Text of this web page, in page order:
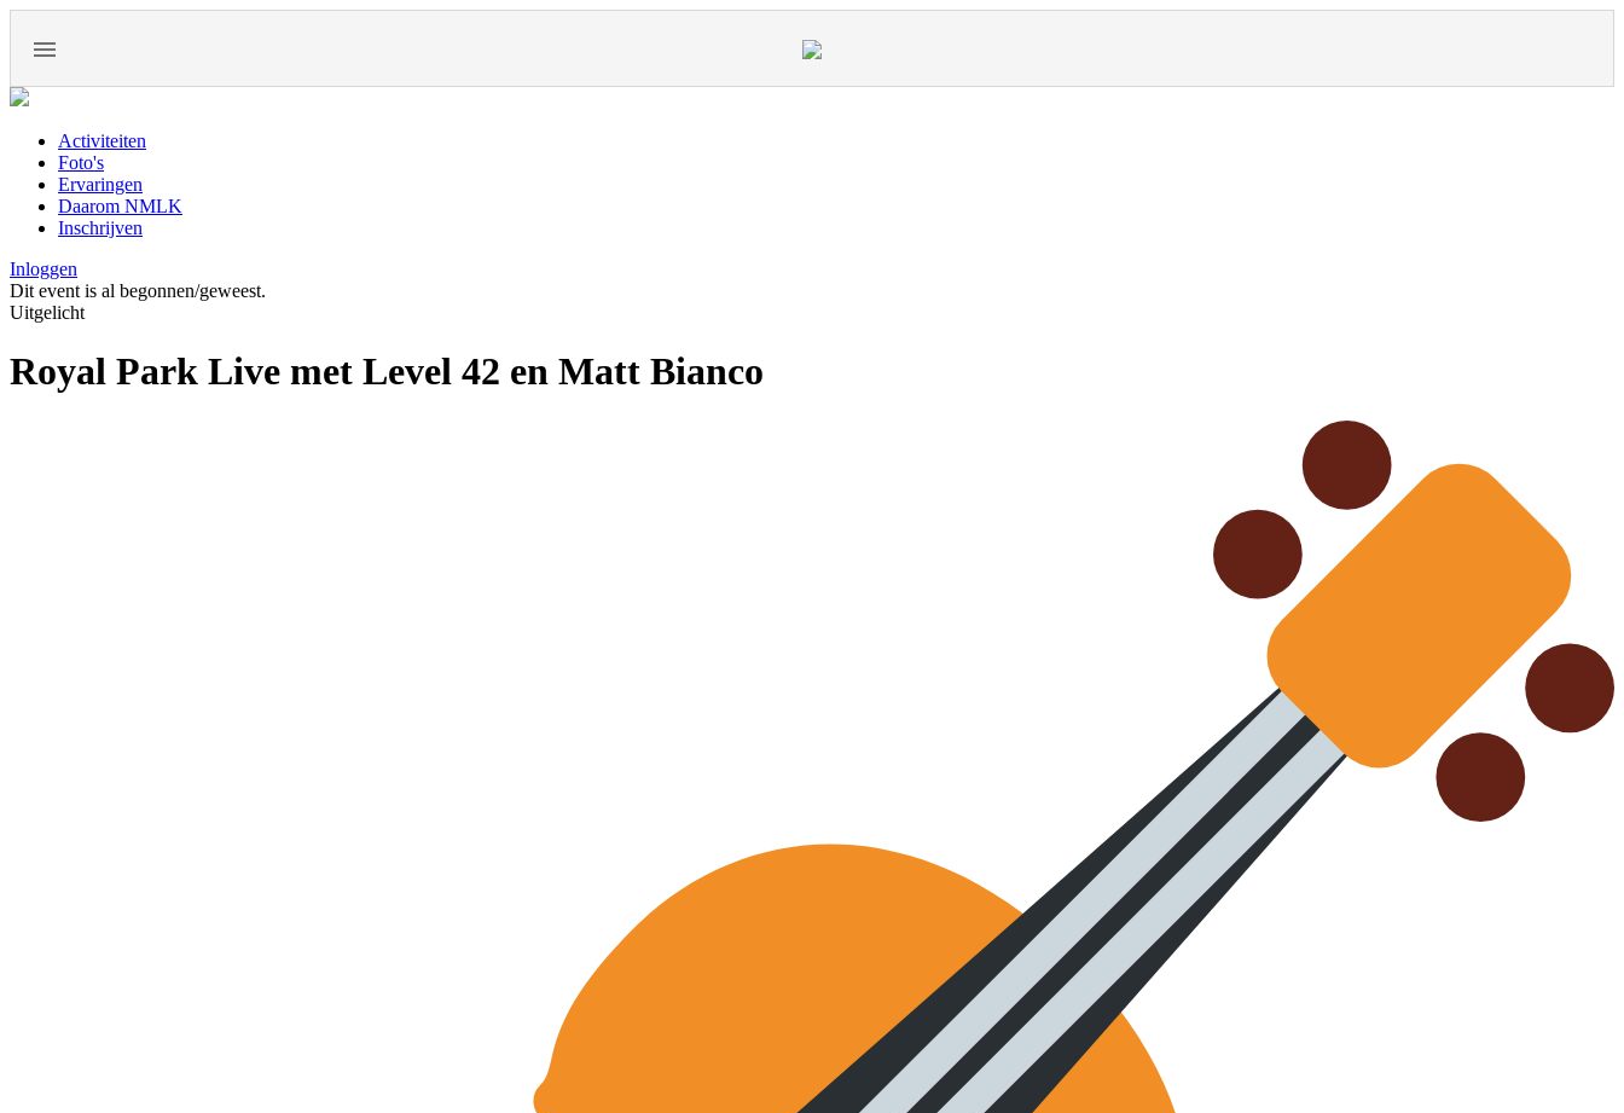
Activiteiten
Foto's
Ervaringen
Daarom NMLK
Inschrijven
Inloggen
Dit event is al begonnen/geweest.
Uitgelicht
Royal Park Live met Level 42 en Matt Bianco